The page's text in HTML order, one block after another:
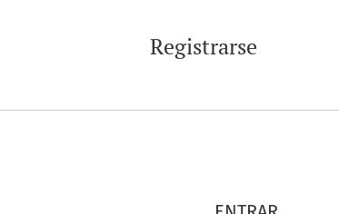
Registrarse